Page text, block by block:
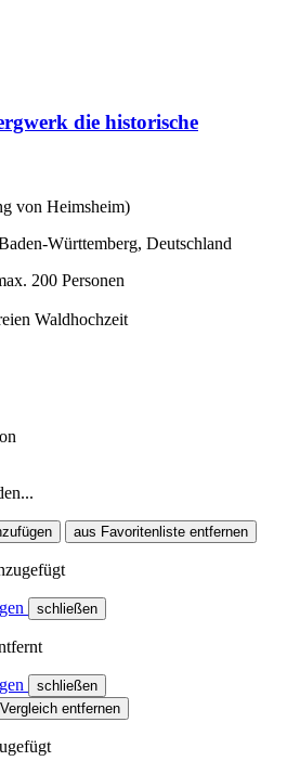
die historische
von Heimsheim)
Württemberg, Deutschland
200 Personen
Waldhochzeit
aus Favoritenliste entfernen
schließen
schließen
entfernen